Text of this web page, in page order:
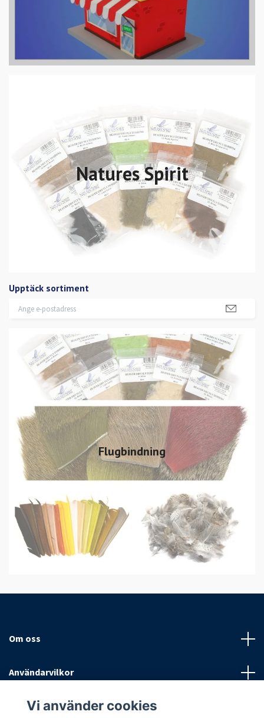
Natures Spirit
Upptäck sortiment
Flugbindning
Om oss
Användarvilkor
Sociala medier
Vi använder cookies